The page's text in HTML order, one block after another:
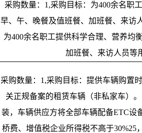
采购数量：1,采购目标：为400余名职
早、午、晚餐及值班餐、加班餐、来访
为400余名职工提供科学合理、营养均
加班餐、来访人员等
采购数量：1,采购目标：提供车辆购置
关正规备案的租赁车辆（非私家车）
装，车辆供应方将全部车辆配备ETC设
桥费、增值税企业所得税不高于30%25